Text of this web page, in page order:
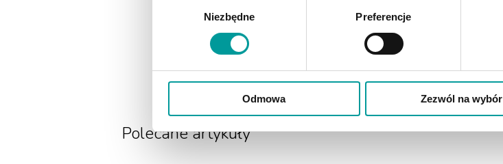
Niezbędne Preferencje
Odmowa Zezwól na wybór
portal.faktura.pl.
Polecane artykuły